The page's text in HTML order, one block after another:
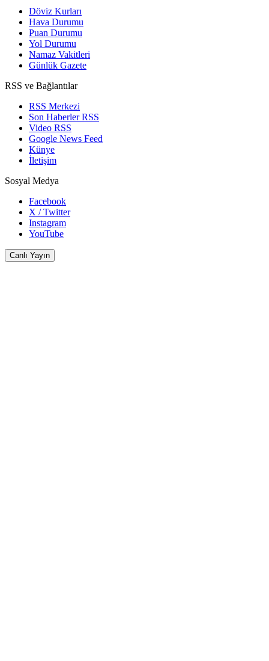
Döviz Kurları
Hava Durumu
Puan Durumu
Yol Durumu
Namaz Vakitleri
Günlük Gazete
RSS ve Bağlantılar
RSS Merkezi
Son Haberler RSS
Video RSS
Google News Feed
Künye
İletişim
Sosyal Medya
Facebook
X / Twitter
Instagram
YouTube
Canlı Yayın